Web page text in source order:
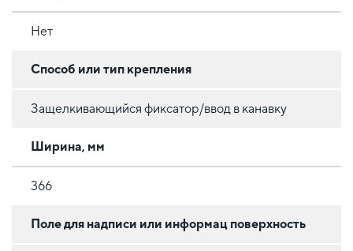
Нет
Способ или тип крепления
Защелкивающийся фиксатор/ввод в канавку
Ширина, мм
366
Поле для надписи или информац поверхность